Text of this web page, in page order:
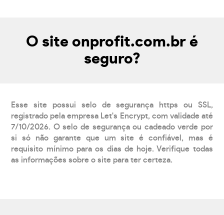
O site onprofit.com.br é
seguro?
Esse site possui selo de segurança https ou SSL,
registrado pela empresa Let's Encrypt, com validade até
7/10/2026. O selo de segurança ou cadeado verde por
si só não garante que um site é confiável, mas é
requisito mínimo para os dias de hoje. Verifique todas
as informações sobre o site para ter certeza.